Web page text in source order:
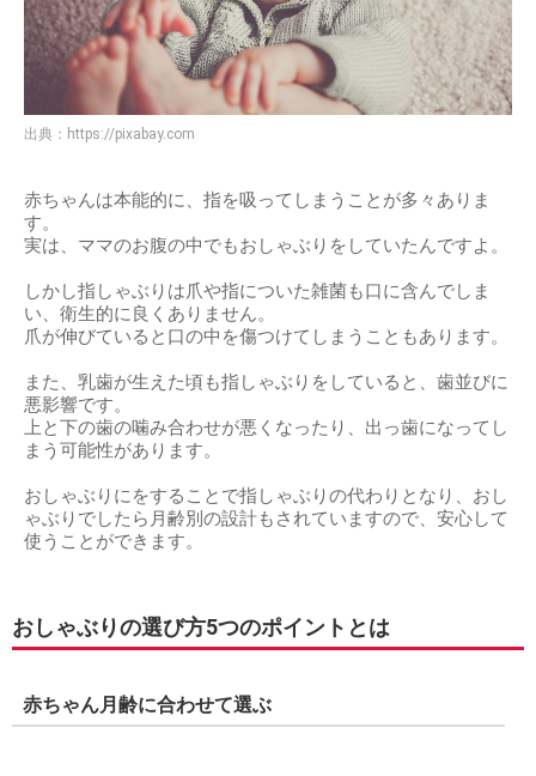
出典： https://pixabay.com
赤ちゃんは本能的に、指を吸ってしまうことが多々ありま
す。
実は、ママのお腹の中でもおしゃぶりをしていたんですよ。
しかし指しゃぶりは爪や指についた雑菌も口に含んでしま
い、衛生的に良くありません。
爪が伸びていると口の中を傷つけてしまうこともあります。
また、乳歯が生えた頃も指しゃぶりをしていると、歯並びに
悪影響です。
上と下の歯の噛み合わせが悪くなったり、出っ歯になってし
まう可能性があります。
おしゃぶりにをすることで指しゃぶりの代わりとなり、おし
ゃぶりでしたら月齢別の設計もされていますので、安心して
使うことができます。
おしゃぶりの選び方5つのポイントとは
赤ちゃん月齢に合わせて選ぶ